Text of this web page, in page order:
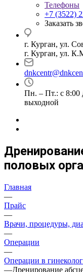
Телефоны
+7 (3522)
Заказать
г. Курган, ул.
г. Курган, ул.
Пн. – Пт.: с 8:00
выходной
половых
Главная
—
Прайс
—
Врачи, процедуры,
—
Операции
—
Операции в
—Дренирование